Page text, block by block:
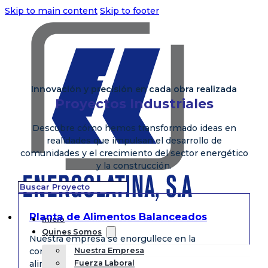
Skip to main content Skip to footer
Inicio
Quines Somos
Nuestra Empresa
Fuerza Laboral
Innovación y precisión en cada obra realizada
Proyectos Industriales
Descubre cómo hemos transformado ideas en
realidades que impulsan el desarrollo de
comunidades y el crecimiento del sector energético
y la construcción.
Planta de Alimentos Balanceados
Nuestra empresa se enorgullece en la
construcción de una moderna planta de
alimentos balanceados, diseñada para cumplir